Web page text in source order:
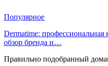
Популярное
Dermatime:
обзор бренда и…
Правильно подобранный